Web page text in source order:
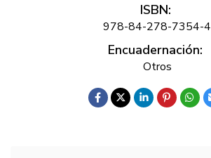
ISBN:
978-84-278-7354-4
Encuadernación:
Otros